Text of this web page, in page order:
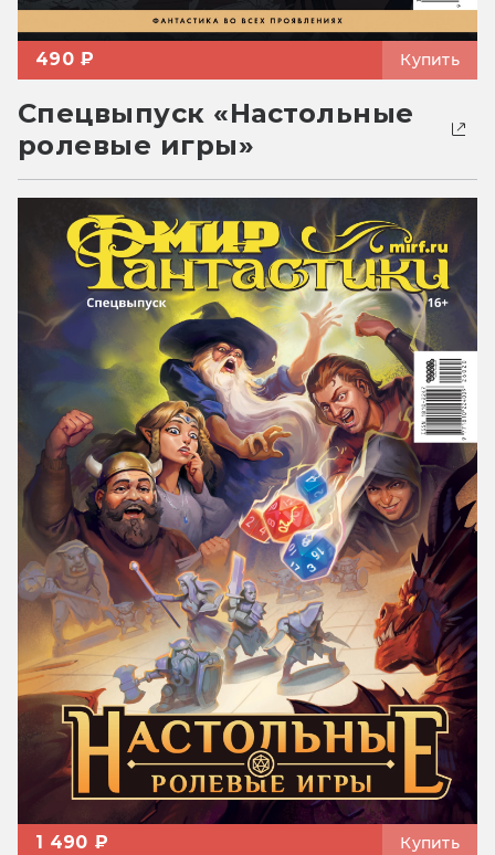
490 ₽ Купить
Спецвыпуск «Настольные
ролевые игры»
1 490 ₽ Купить